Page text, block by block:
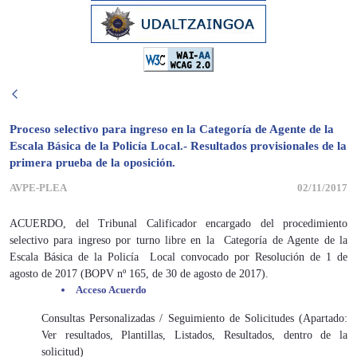
Proceso selectivo para ingreso en la Categoría de Agente de la
Escala Básica de la Policía Local.- Resultados provisionales de la
primera prueba de la oposición.
AVPE-PLEA 02/11/2017
ACUERDO, del Tribunal Calificador encargado del procedimiento
selectivo para ingreso por turno libre en la Categoría de Agente de la
Escala Básica de la Policía Local convocado por Resolución de 1 de
agosto de 2017 (BOPV nº 165, de 30 de agosto de 2017).
Acceso Acuerdo
Consultas Personalizadas / Seguimiento de Solicitudes (Apartado:
Ver resultados, Plantillas, Listados, Resultados, dentro de la
solicitud)